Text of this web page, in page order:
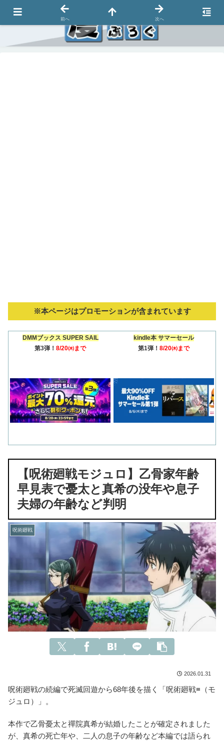
※本ページはプロモーションが含まれています
DMMブックス SUPER SAIL
第3弾！ 8/20㈭まで
kindle本 サマーセール
第1弾！ 8/20㈭まで
【呪術廻戦モジュロ】乙骨家年齢
早見表で憂太と真希の没年や息子
夫婦の年齢など判明
呪術廻戦
2026.01.31
呪術廻戦の続編で死滅回遊から68年後を描く「呪術廻戦≡（モ
ジュロ）」。
本作で乙骨憂太と禪院真希が結婚したことが確定されました
が、真希の死亡年や、二人の息子の年齢など本編では語られ
前へ 次へ